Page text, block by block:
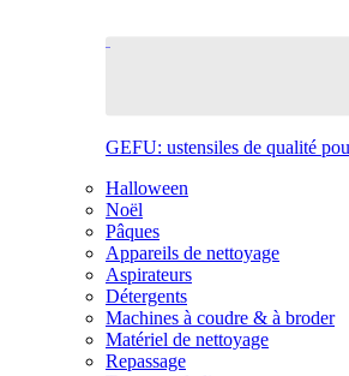
GEFU: ustensiles de qualité
Halloween
Noël
Pâques
Appareils de nettoyage
Aspirateurs
Détergents
Machines à coudre & à broder
Matériel de nettoyage
Repassage